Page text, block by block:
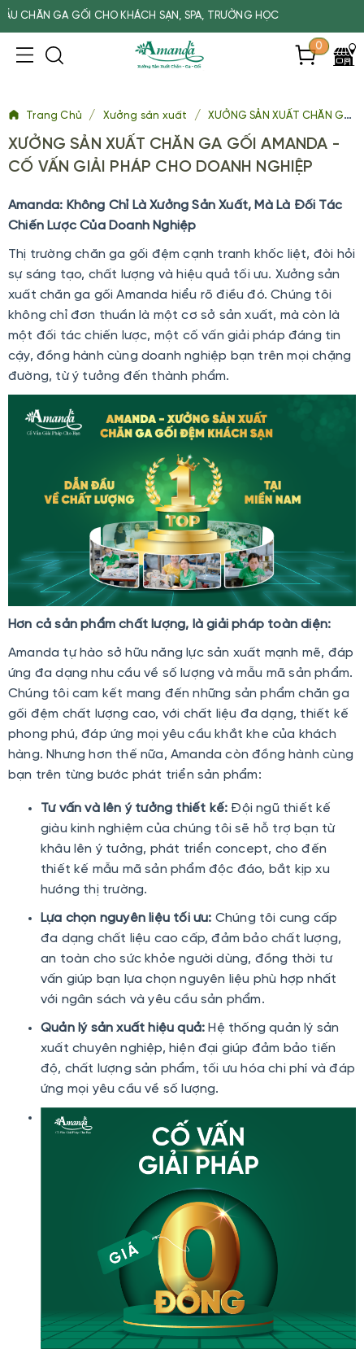
GA GỐI CHO KHÁCH SẠN, SPA, TRƯỜNG HỌC
0
Trang Chủ / Xưởng sản xuất / XƯỞNG SẢN XUẤT CHĂN GA GỐI AMANDA - CỐ VẤN GIẢI PHÁP CHO DOANH NGHIỆP
XƯỞNG SẢN XUẤT CHĂN GA GỐI AMANDA -
CỐ VẤN GIẢI PHÁP CHO DOANH NGHIỆP
Amanda: Không Chỉ Là Xưởng Sản Xuất, Mà Là Đối Tác
Chiến Lược Của Doanh Nghiệp
Thị trường chăn ga gối đệm cạnh tranh khốc liệt, đòi hỏi
sự sáng tạo, chất lượng và hiệu quả tối ưu. Xưởng sản
xuất chăn ga gối Amanda hiểu rõ điều đó. Chúng tôi
không chỉ đơn thuần là một cơ sở sản xuất, mà còn là
một đối tác chiến lược, một cố vấn giải pháp đáng tin
cậy, đồng hành cùng doanh nghiệp bạn trên mọi chặng
đường, từ ý tưởng đến thành phẩm.
Hơn cả sản phẩm chất lượng, là giải pháp toàn diện:
Amanda tự hào sở hữu năng lực sản xuất mạnh mẽ, đáp
ứng đa dạng nhu cầu về số lượng và mẫu mã sản phẩm.
Chúng tôi cam kết mang đến những sản phẩm chăn ga
gối đệm chất lượng cao, với chất liệu đa dạng, thiết kế
phong phú, đáp ứng mọi yêu cầu khắt khe của khách
hàng. Nhưng hơn thế nữa, Amanda còn đồng hành cùng
bạn trên từng bước phát triển sản phẩm:
Tư vấn và lên ý tưởng thiết kế: Đội ngũ thiết kế
giàu kinh nghiệm của chúng tôi sẽ hỗ trợ bạn từ
khâu lên ý tưởng, phát triển concept, cho đến
thiết kế mẫu mã sản phẩm độc đáo, bắt kịp xu
hướng thị trường.
Lựa chọn nguyên liệu tối ưu: Chúng tôi cung cấp
đa dạng chất liệu cao cấp, đảm bảo chất lượng,
an toàn cho sức khỏe người dùng, đồng thời tư
vấn giúp bạn lựa chọn nguyên liệu phù hợp nhất
với ngân sách và yêu cầu sản phẩm.
Quản lý sản xuất hiệu quả: Hệ thống quản lý sản
xuất chuyên nghiệp, hiện đại giúp đảm bảo tiến
độ, chất lượng sản phẩm, tối ưu hóa chi phí và đáp
ứng mọi yêu cầu về số lượng.